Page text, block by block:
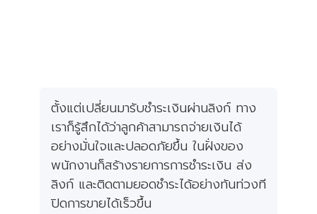
ตั้งแต่เปลี่ยนมารับชำระเงินผ่านลิงก์ ทาง
เราก็รู้สึกได้ว่าลูกค้าสามารถจ่ายเงินได้
อย่างมั่นใจและปลอดภัยขึ้น ในฝั่งของ
พนักงานก็สร้างรายการการชำระเงิน ส่ง
ลิงก์ และติดตามยอดชำระได้อย่างทันท่วงที
ปิดการขายได้เร็วขึ้น